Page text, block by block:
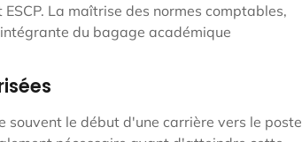
La maîtrise des normes comptables,
du bagage académique
le début d'une carrière vers le poste